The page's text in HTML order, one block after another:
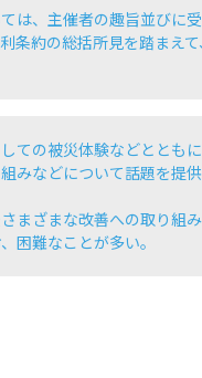
は、主催者の趣旨並びに受
条約の総括所見を踏まえ
ての被災体験などととも
みなどについて話題を提供
まざまな改善への取り組
困難なことが多い。